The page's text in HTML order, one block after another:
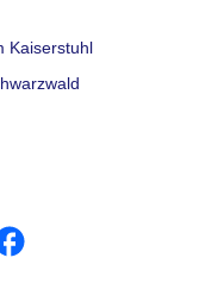
Kaiserstuhl